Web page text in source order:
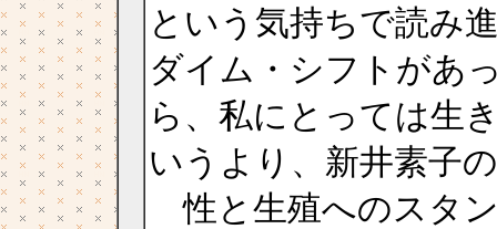
という気持ちで読み
ダイム・シフトがあ
ら、私にとっては生
いうより、新井素子
性と生殖へのスタ